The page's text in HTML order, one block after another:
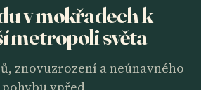
v mokřadech k
metropoli světa
znovuzrození a neúnavného